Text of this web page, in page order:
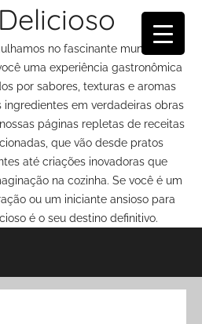
no fascinante mundo da
uma experiência gastronômica
por sabores, texturas e aromas
em verdadeiras obras
páginas repletas de receitas
que vão desde pratos
até criações inovadoras que
na cozinha. Se você é um
ou um iniciante ansioso para
é o seu destino definitivo.